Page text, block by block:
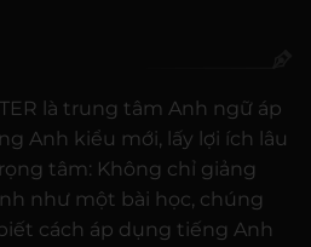
là trung tâm Anh ngữ áp
Anh kiểu mới, lấy lợi ích lâu
tâm: Không chỉ giảng
như một bài học, chúng
cách áp dụng tiếng Anh